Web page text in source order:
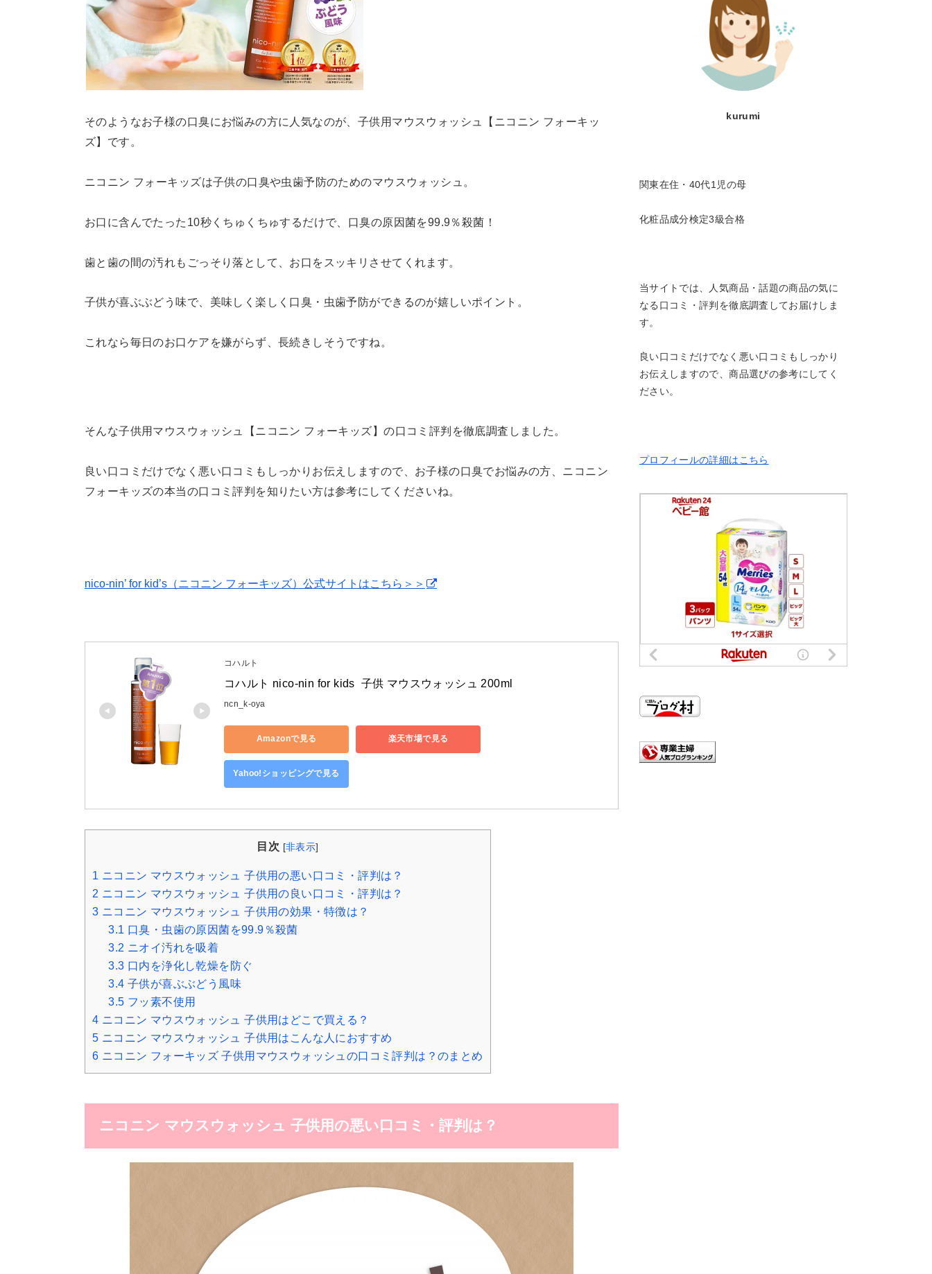
そのようなお子様の口臭にお悩みの方に人気なのが、子供用マウスウォッシュ【ニコニン フォーキッ
ズ】です。
ニコニン フォーキッズは子供の口臭や虫歯予防のためのマウスウォッシュ。
お口に含んでたった10秒くちゅくちゅするだけで、口臭の原因菌を99.9％殺菌！
歯と歯の間の汚れもごっそり落として、お口をスッキリさせてくれます。
子供が喜ぶぶどう味で、美味しく楽しく口臭・虫歯予防ができるのが嬉しいポイント。
これなら毎日のお口ケアを嫌がらず、長続きしそうですね。
そんな子供用マウスウォッシュ【ニコニン フォーキッズ】の口コミ評判を徹底調査しました。
良い口コミだけでなく悪い口コミもしっかりお伝えしますので、お子様の口臭でお悩みの方、ニコニン
フォーキッズの本当の口コミ評判を知りたい方は参考にしてくださいね。
nico-nin’ for kid’s（ニコニン フォーキッズ）公式サイトはこちら＞＞
コハルト
コハルト nico-nin for kids  子供 マウスウォッシュ 200ml
ncn_k-oya
Amazonで見る 楽天市場で見る
Yahoo!ショッピングで見る
目次 [非表示]
1 ニコニン マウスウォッシュ 子供用の悪い口コミ・評判は？
2 ニコニン マウスウォッシュ 子供用の良い口コミ・評判は？
3 ニコニン マウスウォッシュ 子供用の効果・特徴は？
3.1 口臭・虫歯の原因菌を99.9％殺菌
3.2 ニオイ汚れを吸着
3.3 口内を浄化し乾燥を防ぐ
3.4 子供が喜ぶぶどう風味
3.5 フッ素不使用
4 ニコニン マウスウォッシュ 子供用はどこで買える？
5 ニコニン マウスウォッシュ 子供用はこんな人におすすめ
6 ニコニン フォーキッズ 子供用マウスウォッシュの口コミ評判は？のまとめ
ニコニン マウスウォッシュ 子供用の悪い口コミ・評判は？
kurumi
関東在住・40代1児の母
化粧品成分検定3級合格
当サイトでは、人気商品・話題の商品の気に
なる口コミ・評判を徹底調査してお届けしま
す。
良い口コミだけでなく悪い口コミもしっかり
お伝えしますので、商品選びの参考にしてく
ださい。
プロフィールの詳細はこちら